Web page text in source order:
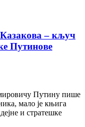
– кључ
Путинове
Путину пише
мало је књига
и стратешке